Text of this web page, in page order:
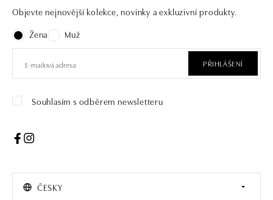
Objevte nejnovější kolekce, novinky a exkluzivní produkty.
Žena
Muž
PŘIHLÁŠENÍ
Souhlasím s odběrem newsletteru
ČESKY